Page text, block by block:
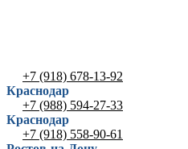
+7 (918) 678-13-92
Краснодар
+7 (988) 594-27-33
Краснодар
+7 (918) 558-90-61